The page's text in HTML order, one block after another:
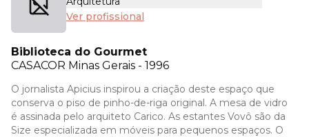
Ver profissional
Biblioteca do Gourmet
CASACOR Minas Gerais - 1996
O jornalista Apicius inspirou a criação deste espaço que
conserva o piso de pinho-de-riga original. A mesa de vidro
é assinada pelo arquiteto Carico. As estantes Vovô são da
Size especializada em móveis para pequenos espaços. O